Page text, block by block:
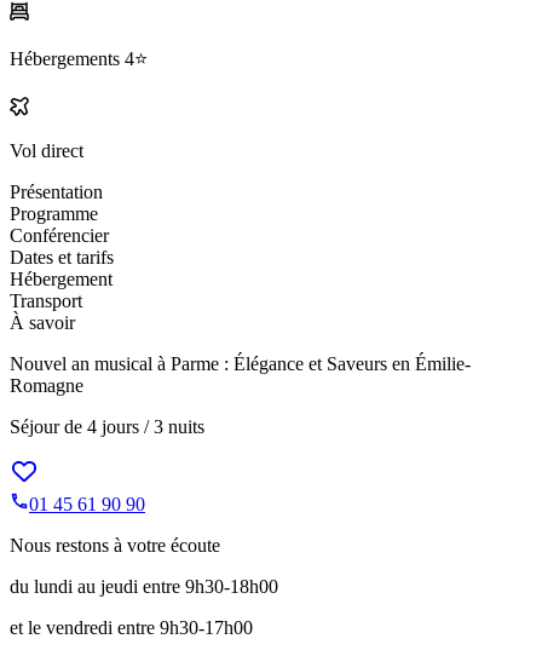
Hébergements 4⭐️
Vol direct
Présentation
Programme
Conférencier
Dates et tarifs
Hébergement
Transport
À savoir
Nouvel an musical à Parme : Élégance et Saveurs en Émilie-
Romagne
Séjour de 4 jours / 3 nuits
01 45 61 90 90
Nous restons à votre écoute
du lundi au jeudi entre 9h30-18h00
et le vendredi entre 9h30-17h00